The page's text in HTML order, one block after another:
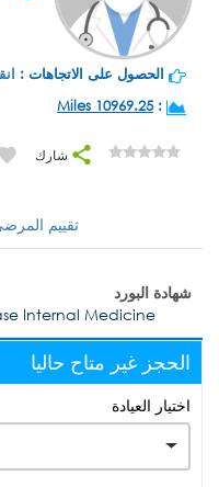
الحصول على الاتجاهات :
:
10969.25 Miles
شارك
تقييم
شهادة البورد
Internal Medicine
الحجز غير متاح حاليا
اختيار العيادة